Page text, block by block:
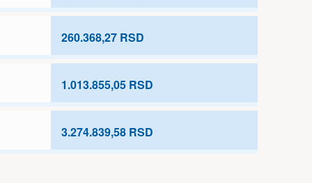
260.368,27 RSD
1.013.855,05 RSD
3.274.839,58 RSD